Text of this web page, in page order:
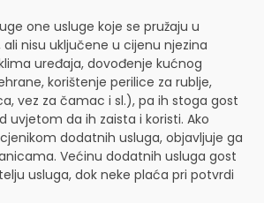
one usluge koje se pružaju u
nisu uključene u cijenu njezina
uređaja, dovođenje kućnog
korištenje perilice za rublje,
vez za čamac i sl.), pa ih stoga gost
uvjetom da ih zaista i koristi. Ako
dodatnih usluga, objavljuje ga
Većinu dodatnih usluga gost
usluga, dok neke plaća pri potvrdi